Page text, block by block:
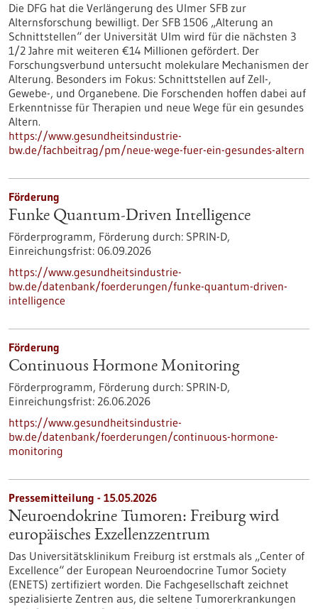
Die DFG hat die Verlängerung des Ulmer SFB zur
Alternsforschung bewilligt. Der SFB 1506 „Alterung an
Schnittstellen“ der Universität Ulm wird für die nächsten 3
1/2 Jahre mit weiteren €14 Millionen gefördert. Der
Forschungsverbund untersucht molekulare Mechanismen der
Alterung. Besonders im Fokus: Schnittstellen auf Zell-,
Gewebe-​, und Organebene. Die Forschenden hoffen dabei auf
Erkenntnisse für Therapien und neue Wege für ein gesundes
Altern.
https://www.gesundheitsindustrie-
bw.de/fachbeitrag/pm/neue-wege-fuer-ein-gesundes-altern
Förderung
Funke Quantum-Driven Intelligence
Förderprogramm, Förderung durch: SPRIN-D,
Einreichungsfrist: 06.09.2026
https://www.gesundheitsindustrie-
bw.de/datenbank/foerderungen/funke-quantum-driven-
intelligence
Förderung
Continuous Hormone Monitoring
Förderprogramm, Förderung durch: SPRIN-D,
Einreichungsfrist: 26.06.2026
https://www.gesundheitsindustrie-
bw.de/datenbank/foerderungen/continuous-hormone-
monitoring
Pressemitteilung - 15.05.2026
Neuroendokrine Tumoren: Freiburg wird
europäisches Exzellenzzentrum
Das Universitätsklinikum Freiburg ist erstmals als „Center of
Excellence“ der European Neuroendocrine Tumor Society
(ENETS) zertifiziert worden. Die Fachgesellschaft zeichnet
spezialisierte Zentren aus, die seltene Tumorerkrankungen